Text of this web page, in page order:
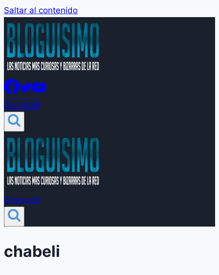
Saltar al contenido
Groleros!
Groleros!
chabeli